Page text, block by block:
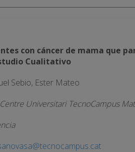
con cáncer de mama que
Cualitativo
Sebio, Ester Mateo
Universitari TecnoCampus